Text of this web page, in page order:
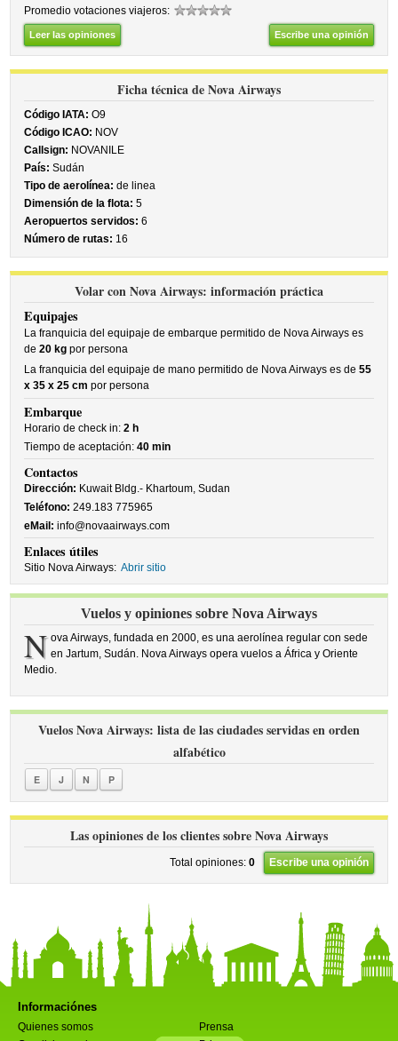
Promedio votaciones viajeros:
Leer las opiniones Escribe una opinión
Ficha técnica de Nova Airways
Código IATA: O9
Código ICAO: NOV
Callsign: NOVANILE
País: Sudán
Tipo de aerolínea: de linea
Dimensión de la flota: 5
Aeropuertos servidos: 6
Número de rutas: 16
Volar con Nova Airways: información práctica
Equipajes
La franquicia del equipaje de embarque permitido de Nova Airways es
de20 kg por persona
La franquicia del equipaje de mano permitido de Nova Airways es de55
x 35 x 25 cm por persona
Embarque
Horario de check in:2 h
Tiempo de aceptación:40 min
Contactos
Dirección: Kuwait Bldg.- Khartoum, Sudan
Teléfono: 249.183 775965
eMail: info@novaairways.com
Enlaces útiles
Sitio Nova Airways: Abrir sitio
Vuelos y opiniones sobre Nova Airways
N ova Airways, fundada en 2000, es una aerolínea regular con sede
en Jartum, Sudán. Nova Airways opera vuelos a África y Oriente
Medio.
Vuelos Nova Airways: lista de las ciudades servidas en orden
alfabético
E J N P
Las opiniones de los clientes sobre Nova Airways
Total opiniones: 0 Escribe una opinión
Informaciónes
Quienes somos
Prensa